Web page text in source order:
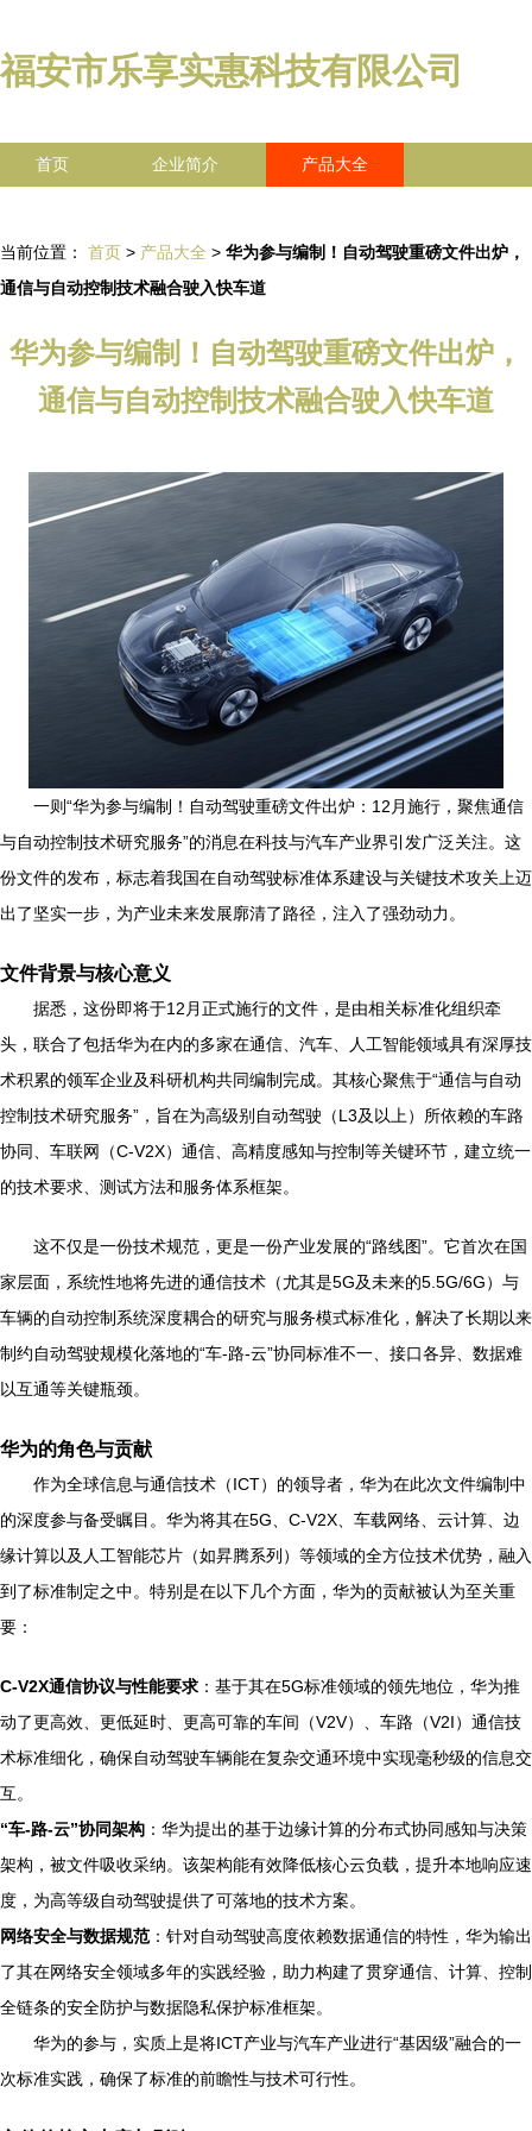
福安市乐享实惠科技有限公司
首页 企业简介 产品大全
当前位置： 首页 > 产品大全 > 华为参与编制！自动驾驶重磅文件出炉，
通信与自动控制技术融合驶入快车道
华为参与编制！自动驾驶重磅文件出炉，
通信与自动控制技术融合驶入快车道
一则“华为参与编制！自动驾驶重磅文件出炉：12月施行，聚焦通信
与自动控制技术研究服务”的消息在科技与汽车产业界引发广泛关注。这
份文件的发布，标志着我国在自动驾驶标准体系建设与关键技术攻关上迈
出了坚实一步，为产业未来发展廓清了路径，注入了强劲动力。
文件背景与核心意义
据悉，这份即将于12月正式施行的文件，是由相关标准化组织牵
头，联合了包括华为在内的多家在通信、汽车、人工智能领域具有深厚技
术积累的领军企业及科研机构共同编制完成。其核心聚焦于“通信与自动
控制技术研究服务”，旨在为高级别自动驾驶（L3及以上）所依赖的车路
协同、车联网（C-V2X）通信、高精度感知与控制等关键环节，建立统一
的技术要求、测试方法和服务体系框架。
这不仅是一份技术规范，更是一份产业发展的“路线图”。它首次在国
家层面，系统性地将先进的通信技术（尤其是5G及未来的5.5G/6G）与
车辆的自动控制系统深度耦合的研究与服务模式标准化，解决了长期以来
制约自动驾驶规模化落地的“车-路-云”协同标准不一、接口各异、数据难
以互通等关键瓶颈。
华为的角色与贡献
作为全球信息与通信技术（ICT）的领导者，华为在此次文件编制中
的深度参与备受瞩目。华为将其在5G、C-V2X、车载网络、云计算、边
缘计算以及人工智能芯片（如昇腾系列）等领域的全方位技术优势，融入
到了标准制定之中。特别是在以下几个方面，华为的贡献被认为至关重
要：
C-V2X通信协议与性能要求 ：基于其在5G标准领域的领先地位，华为推
动了更高效、更低延时、更高可靠的车间（V2V）、车路（V2I）通信技
术标准细化，确保自动驾驶车辆能在复杂交通环境中实现毫秒级的信息交
互。
“车-路-云”协同架构 ：华为提出的基于边缘计算的分布式协同感知与决策
架构，被文件吸收采纳。该架构能有效降低核心云负载，提升本地响应速
度，为高等级自动驾驶提供了可落地的技术方案。
网络安全与数据规范 ：针对自动驾驶高度依赖数据通信的特性，华为输出
了其在网络安全领域多年的实践经验，助力构建了贯穿通信、计算、控制
全链条的安全防护与数据隐私保护标准框架。
华为的参与，实质上是将ICT产业与汽车产业进行“基因级”融合的一
次标准实践，确保了标准的前瞻性与技术可行性。